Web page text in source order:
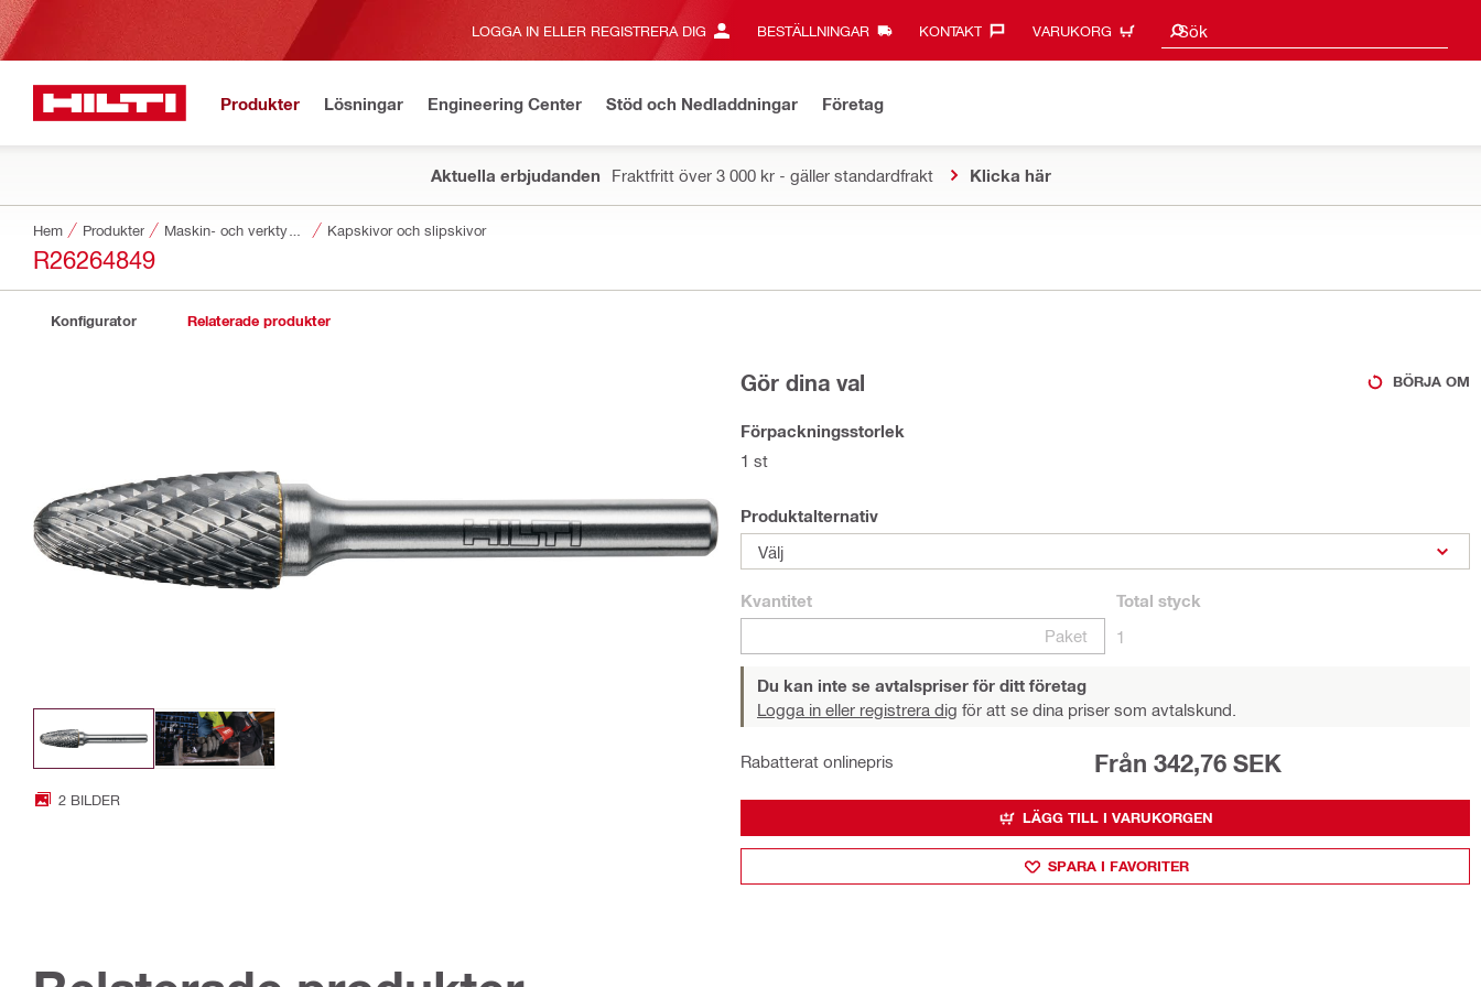
LOGGA IN ELLER REGISTRERA DIG BESTÄLLNINGAR KONTAKT‎ VARUKORG Sök
Sökförslag
Produkter Lösningar Engineering Center Stöd och Nedladdningar Företag
Aktuella erbjudanden Fraktfritt över 3 000 kr - gäller standardfrakt Klicka här
Hem Produkter Kapskivor och slipskivor
R26264849
Konfigurator Relaterade produkter
2 BILDER
Gör dina val BÖRJA OM
Förpackningsstorlek
1 st
Produktalternativ
Välj
Kvantitet
Paket
Total styck
1
Du kan inte se avtalspriser för ditt företag
Logga in eller registrera dig för att se dina priser som avtalskund.
Rabatterat onlinepris Från 342,76 SEK
LÄGG TILL I VARUKORGEN
SPARA I FAVORITER